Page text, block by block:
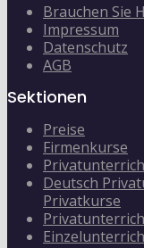
Brauchen Sie
Impressum
Datenschutz
AGB
Sektionen
Preise
Firmenkurse
Deutsch
Privatkurse